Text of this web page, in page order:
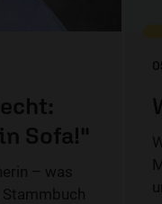
Sofa!"
– was